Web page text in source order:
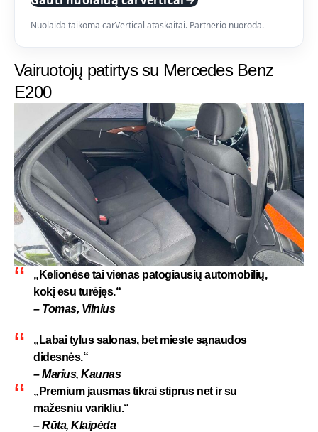
Nuolaida taikoma carVertical ataskaitai. Partnerio nuoroda.
Vairuotojų patirtys su Mercedes Benz
E200
„Kelionėse tai vienas patogiausių automobilių,
kokį esu turėjęs.“
– Tomas, Vilnius
„Labai tylus salonas, bet mieste sąnaudos
didesnės.“
– Marius, Kaunas
„Premium jausmas tikrai stiprus net ir su
mažesniu varikliu.“
– Rūta, Klaipėda